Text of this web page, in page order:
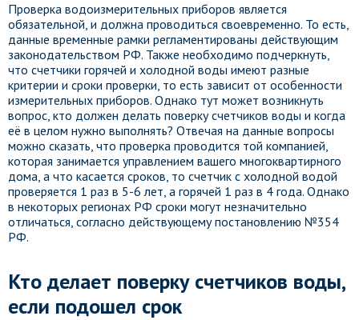
Проверка водоизмерительных приборов является
обязательной, и должна проводиться своевременно. То есть,
данные временные рамки регламентированы действующим
законодательством РФ. Также необходимо подчеркнуть,
что счетчики горячей и холодной воды имеют разные
критерии и сроки проверки, то есть зависит от особенности
измерительных приборов. Однако тут может возникнуть
вопрос, кто должен делать поверку счетчиков воды и когда
её в целом нужно выполнять? Отвечая на данные вопросы
можно сказать, что проверка проводится той компанией,
которая занимается управлением вашего многоквартирного
дома, а что касается сроков, то счетчик с холодной водой
проверяется 1 раз в 5-6 лет, а горячей 1 раз в 4 года. Однако
в некоторых регионах РФ сроки могут незначительно
отличаться, согласно действующему постановлению №354
РФ.
Кто делает поверку счетчиков воды,
если подошел срок